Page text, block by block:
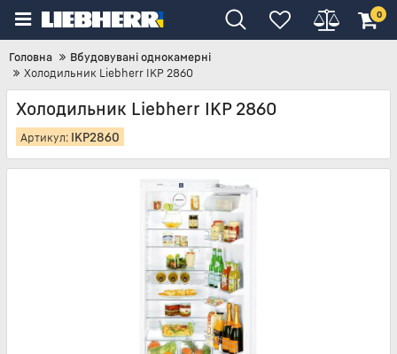
0
Головна
Вбудовувані однокамерні
Холодильник Liebherr IKP 2860
Холодильник Liebherr IKP 2860
Артикул: IKP2860